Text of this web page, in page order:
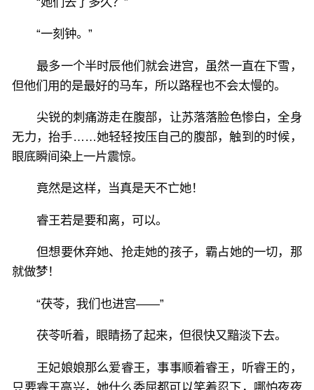
“一刻钟。”
最多一个半时辰他们就会进宫，虽然一直在下雪，
但他们用的是最好的马车，所以路程也不会太慢的。
尖锐的刺痛游走在腹部，让苏落落脸色惨白，全身
无力，抬手……她轻轻按压自己的腹部，触到的时候，
眼底瞬间染上一片震惊。
竟然是这样，当真是天不亡她！
睿王若是要和离，可以。
但想要休弃她、抢走她的孩子，霸占她的一切，那
就做梦！
“茯苓，我们也进宫——”
茯苓听着，眼睛扬了起来，但很快又黯淡下去。
王妃娘娘那么爱睿王，事事顺着睿王，听睿王的，
只要睿王高兴，她什么委屈都可以笑着忍下，哪怕夜夜